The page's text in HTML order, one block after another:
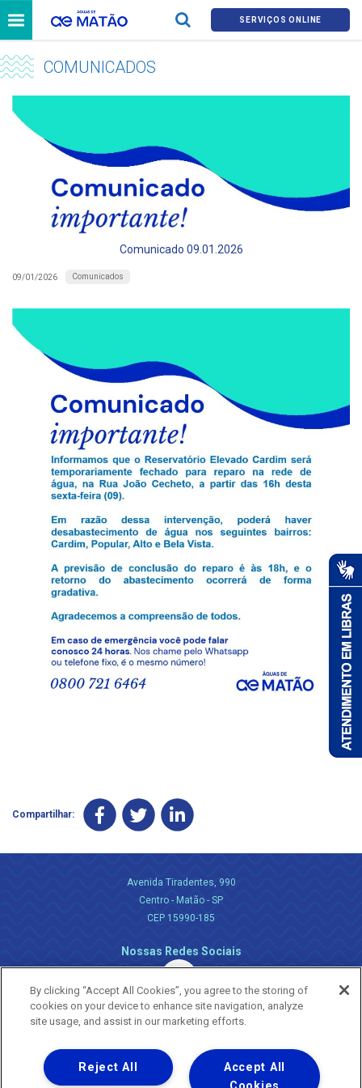
SERVIÇOS ONLINE
COMUNICADOS
Comunicado 09.01.2026
09/01/2026 Comunicados
Compartilhar:
Avenida Tiradentes, 990
Centro - Matão - SP
CEP 15990-185
Nossas Redes Sociais
Uma empresa
Copyright ® 2026 - Todos os Direitos Reservados.
By clicking “Accept All Cookies”, you agree to the storing of
cookies on your device to enhance site navigation, analyze
site usage, and assist in our marketing efforts.
Accept All
Reject All